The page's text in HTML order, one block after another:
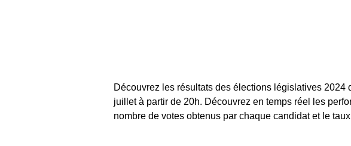
Découvrez les résultats des élections législatives
juillet à partir de 20h. Découvrez en temps réel les
nombre de votes obtenus par chaque candidat et le